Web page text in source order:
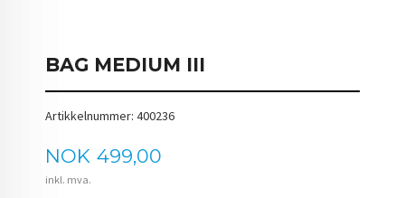
BAG MEDIUM III
Artikkelnummer: 400236
Pris
NOK 499,00
inkl. mva.